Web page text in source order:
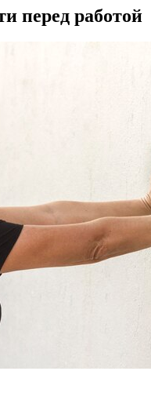
перед работой